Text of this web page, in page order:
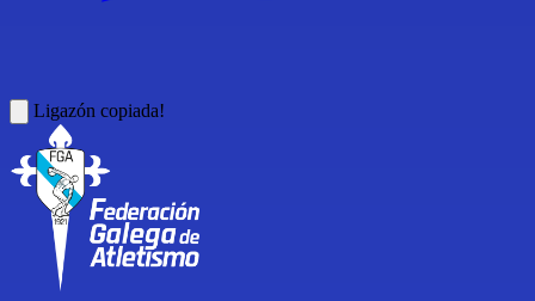
Ligazón copiada!